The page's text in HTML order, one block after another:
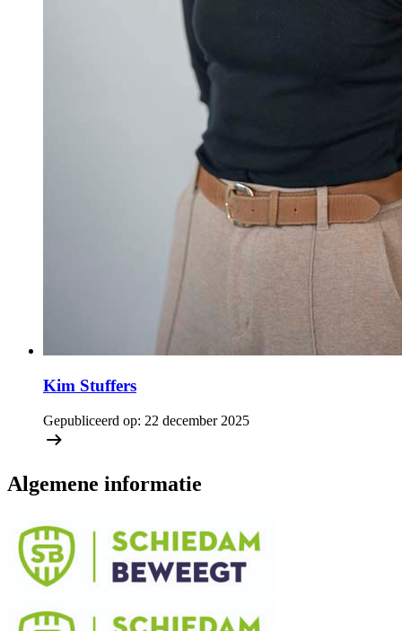
Kim Stuffers
Gepubliceerd op: 22 december 2025
Algemene informatie